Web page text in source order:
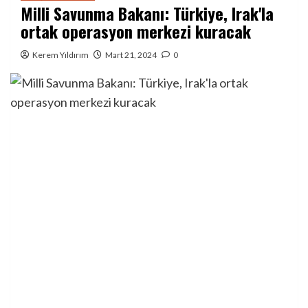
Milli Savunma Bakanı: Türkiye, Irak'la
ortak operasyon merkezi kuracak
Kerem Yıldırım Mart 21, 2024 0